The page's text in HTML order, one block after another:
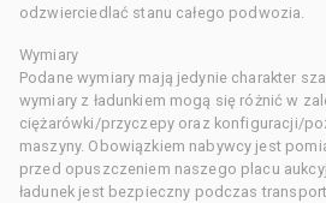
odzwierciedlać stanu całego podwozia.
Wymiary
Podane wymiary mają jedynie charakter
wymiary z ładunkiem mogą się różnić w
ciężarówki/przyczepy oraz konfiguracji/
maszyny. Obowiązkiem nabywcy jest
przed opuszczeniem naszego placu
ładunek jest bezpieczny podczas